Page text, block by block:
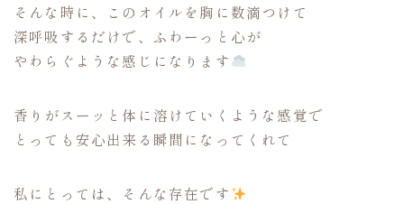
そんな時に、このオイルを胸に数滴つけて
深呼吸するだけで、ふわーっと心が
やわらぐような感じになります
香りがスーッと体に溶けていくような感覚で
とっても安心出来る瞬間になってくれて
私にとっては、そんな存在です